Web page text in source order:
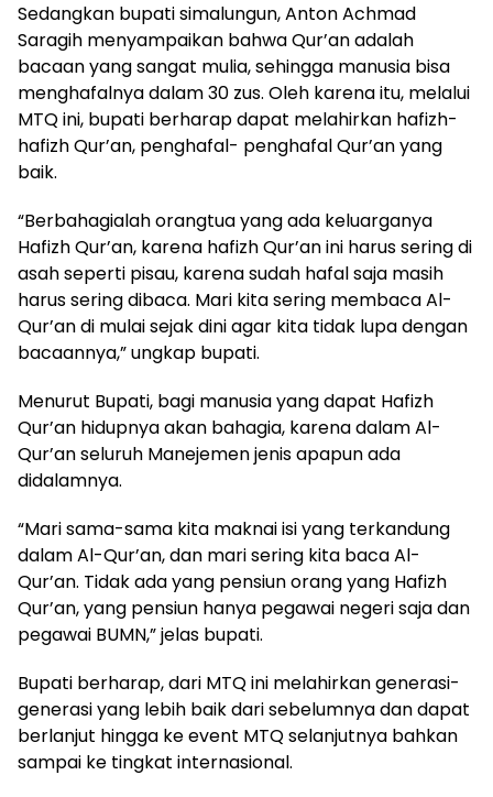
Sedangkan bupati simalungun, Anton Achmad
Saragih menyampaikan bahwa Qur’an adalah
bacaan yang sangat mulia, sehingga manusia bisa
menghafalnya dalam 30 zus. Oleh karena itu, melalui
MTQ ini, bupati berharap dapat melahirkan hafizh-
hafizh Qur’an, penghafal- penghafal Qur’an yang
baik.
“Berbahagialah orangtua yang ada keluarganya
Hafizh Qur’an, karena hafizh Qur’an ini harus sering di
asah seperti pisau, karena sudah hafal saja masih
harus sering dibaca. Mari kita sering membaca Al-
Qur’an di mulai sejak dini agar kita tidak lupa dengan
bacaannya,” ungkap bupati.
Menurut Bupati, bagi manusia yang dapat Hafizh
Qur’an hidupnya akan bahagia, karena dalam Al-
Qur’an seluruh Manejemen jenis apapun ada
didalamnya.
“Mari sama-sama kita maknai isi yang terkandung
dalam Al-Qur’an, dan mari sering kita baca Al-
Qur’an. Tidak ada yang pensiun orang yang Hafizh
Qur’an, yang pensiun hanya pegawai negeri saja dan
pegawai BUMN,” jelas bupati.
Bupati berharap, dari MTQ ini melahirkan generasi-
generasi yang lebih baik dari sebelumnya dan dapat
berlanjut hingga ke event MTQ selanjutnya bahkan
sampai ke tingkat internasional.